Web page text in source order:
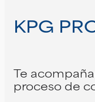
KPG
Te
proceso de